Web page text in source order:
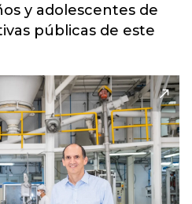
y adolescentes de
públicas de este